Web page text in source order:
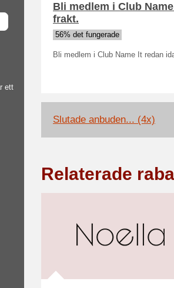
ett
Bli medlem i Club
frakt.
56% det fungerade
Bli medlem i Club Name It redan
Slutade anbuden... (4x)
Relaterade